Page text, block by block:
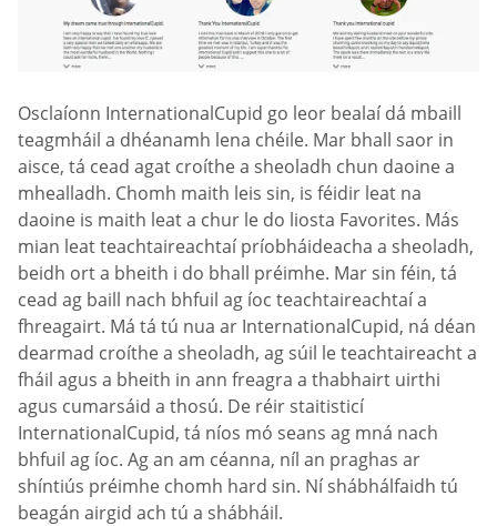
Osclaíonn InternationalCupid go leor bealaí dá mbaill
teagmháil a dhéanamh lena chéile. Mar bhall saor in
aisce, tá cead agat croíthe a sheoladh chun daoine a
mhealladh. Chomh maith leis sin, is féidir leat na
daoine is maith leat a chur le do liosta Favorites. Más
mian leat teachtaireachtaí príobháideacha a sheoladh,
beidh ort a bheith i do bhall préimhe. Mar sin féin, tá
cead ag baill nach bhfuil ag íoc teachtaireachtaí a
fhreagairt. Má tá tú nua ar InternationalCupid, ná déan
dearmad croíthe a sheoladh, ag súil le teachtaireacht a
fháil agus a bheith in ann freagra a thabhairt uirthi
agus cumarsáid a thosú. De réir staitisticí
InternationalCupid, tá níos mó seans ag mná nach
bhfuil ag íoc. Ag an am céanna, níl an praghas ar
shíntiús préimhe chomh hard sin. Ní shábhálfaidh tú
beagán airgid ach tú a shábháil.